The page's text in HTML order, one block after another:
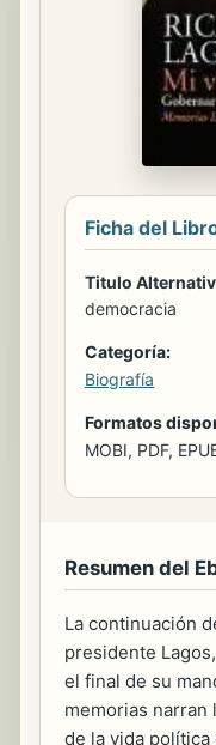
Ficha del
Titulo
democracia
Categoría:
Biografía
Formatos
MOBI, PDF,
Resumen del
La continuación
presidente
el final de su
memorias narran
de la vida